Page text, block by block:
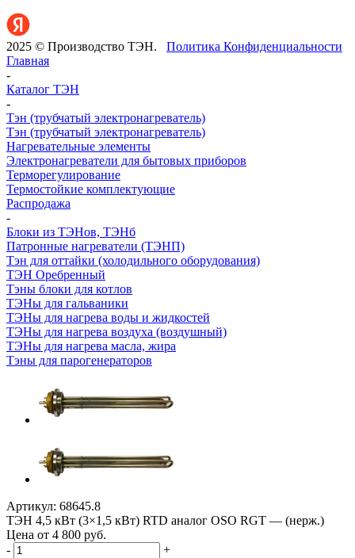
2025 © Производство ТЭН. Политика Конфиденциальности
Главная
-
Каталог ТЭН
-
Тэн (трубчатый электронагреватель)
Тэн (трубчатый электронагреватель)
Нагревательные элементы
Электронагреватели для бытовых приборов
Терморегулирование
Термостойкие комплектующие
Распродажа
-
Блоки из ТЭНов, ТЭНб
Патронные нагреватели (ТЭНП)
Тэн для оттайки (холодильного оборудования)
ТЭН Оребренный
Тэны блоки для котлов
ТЭНы для гальваники
ТЭНы для нагрева воды и жидкостей
ТЭНы для нагрева воздуха (воздушный)
ТЭНы для нагрева масла, жира
Тэны для парогенераторов
Артикул: 68645.8
ТЭН 4,5 кВт (3×1,5 кВт) RTD аналог OSO RGT — (нерж.)
Цена от 4 800 руб.
-
+